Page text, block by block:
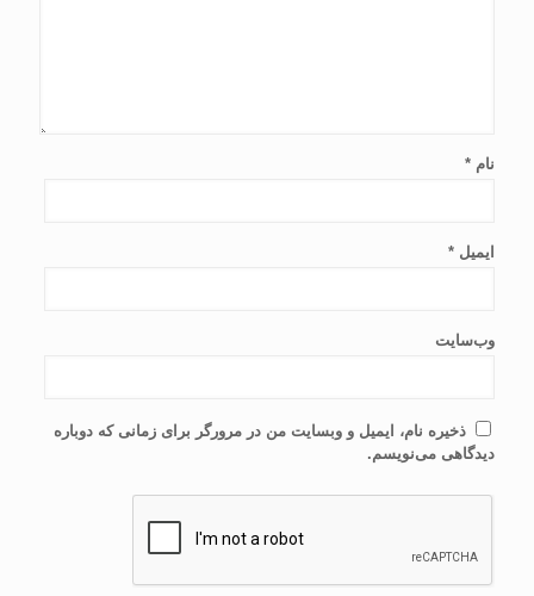
نام *
ایمیل *
وب‌سایت
ذخیره نام، ایمیل و وبسایت من در مرورگر برای زمانی که دوباره
دیدگاهی می‌نویسم.